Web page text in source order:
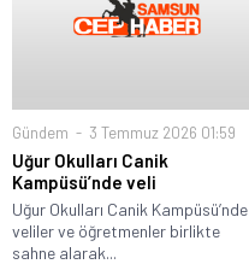
Gündem 3 Temmuz 2026 01:59
Uğur Okulları Canik
Kampüsü’nde veli
Uğur Okulları Canik Kampüsü’nde
veliler ve öğretmenler birlikte
sahne alarak...